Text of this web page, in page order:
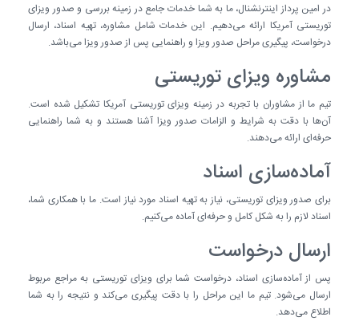
در امین پرداز اینترنشنال، ما به شما خدمات جامع در زمینه بررسی و صدور ویزای
توریستی آمریکا ارائه می‌دهیم. این خدمات شامل مشاوره، تهیه اسناد، ارسال
درخواست، پیگیری مراحل صدور ویزا و راهنمایی پس از صدور ویزا می‌باشد.
مشاوره ویزای توریستی
تیم ما از مشاوران با تجربه در زمینه ویزای توریستی آمریکا تشکیل شده است.
آن‌ها با دقت به شرایط و الزامات صدور ویزا آشنا هستند و به شما راهنمایی
حرفه‌ای ارائه می‌دهند.
آماده‌سازی اسناد
برای صدور ویزای توریستی، نیاز به تهیه اسناد مورد نیاز است. ما با همکاری شما،
اسناد لازم را به شکل کامل و حرفه‌ای آماده می‌کنیم.
ارسال درخواست
پس از آماده‌سازی اسناد، درخواست شما برای ویزای توریستی به مراجع مربوط
ارسال می‌شود. تیم ما این مراحل را با دقت پیگیری می‌کند و نتیجه را به شما
اطلاع می‌دهد.